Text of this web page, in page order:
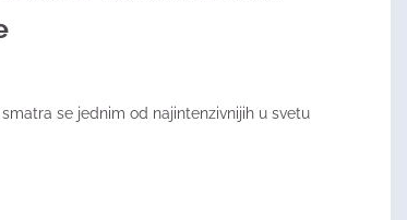
se jednim od najintenzivnijih u svetu